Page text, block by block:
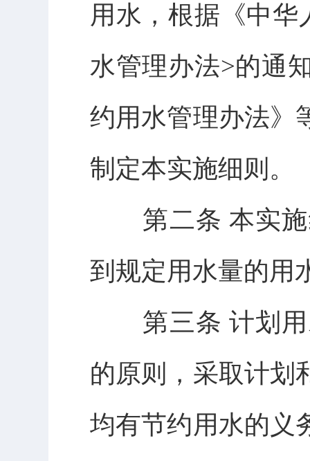
用水，根据《中
水管理办法>的通
约用水管理办法》
制定本实施细则。
第二条 本实施
到规定用水量的用
第三条 计划用
的原则，采取计划
均有节约用水的义